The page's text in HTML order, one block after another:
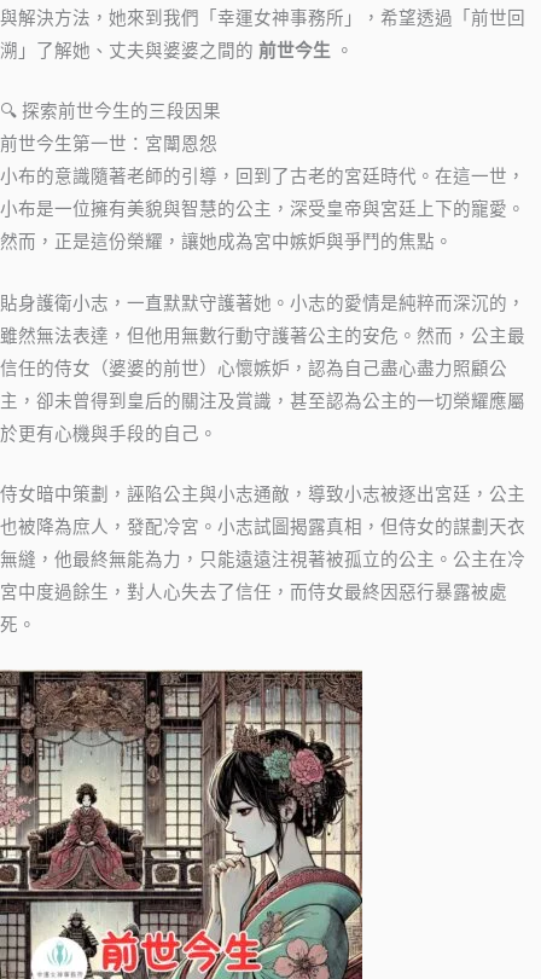
與解決方法，她來到我們「幸運女神事務所」，希望透過「前世回
溯」了解她、丈夫與婆婆之間的 前世今生 。
🔍 探索前世今生的三段因果
前世今生第一世：宮闈恩怨
小布的意識隨著老師的引導，回到了古老的宮廷時代。在這一世，
小布是一位擁有美貌與智慧的公主，深受皇帝與宮廷上下的寵愛。
然而，正是這份榮耀，讓她成為宮中嫉妒與爭鬥的焦點。
貼身護衛小志，一直默默守護著她。小志的愛情是純粹而深沉的，
雖然無法表達，但他用無數行動守護著公主的安危。然而，公主最
信任的侍女（婆婆的前世）心懷嫉妒，認為自己盡心盡力照顧公
主，卻未曾得到皇后的關注及賞識，甚至認為公主的一切榮耀應屬
於更有心機與手段的自己。
侍女暗中策劃，誣陷公主與小志通敵，導致小志被逐出宮廷，公主
也被降為庶人，發配冷宮。小志試圖揭露真相，但侍女的謀劃天衣
無縫，他最終無能為力，只能遠遠注視著被孤立的公主。公主在冷
宮中度過餘生，對人心失去了信任，而侍女最終因惡行暴露被處
死。